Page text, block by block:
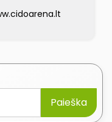
Paieška